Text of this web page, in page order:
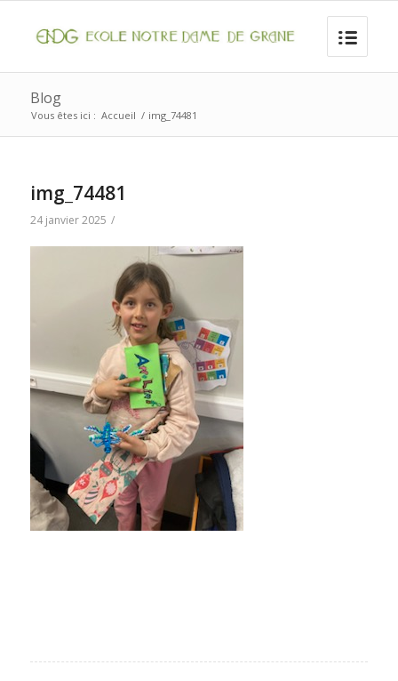
Blog
Vous êtes ici : Accueil / img_74481
img_74481
24 janvier 2025 /